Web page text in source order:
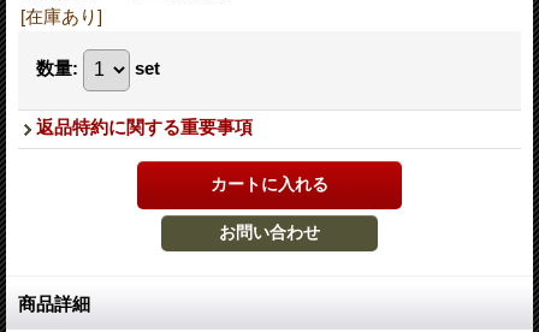
[在庫あり]
数量: set
返品特約に関する重要事項
商品詳細